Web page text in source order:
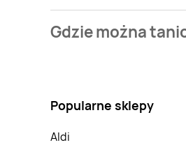
Carrefour kosztuje od 7,99
Gdzie można
Popularne sklepy
Aldi